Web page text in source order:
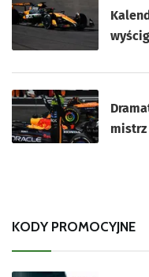
KODY PROMOCYJNE